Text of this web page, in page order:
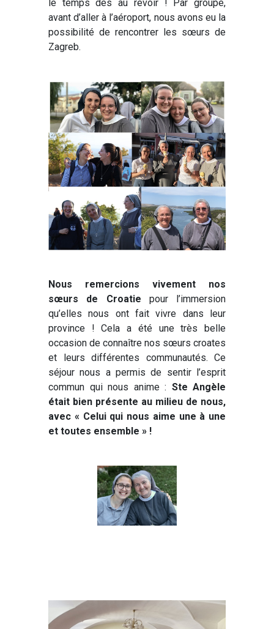
le temps des au revoir ! Par groupe,
avant d’aller à l’aéroport, nous avons eu la
possibilité de rencontrer les sœurs de
Zagreb.
Nous remercions vivement nos
sœurs de Croatie pour l’immersion
qu’elles nous ont fait vivre dans leur
province ! Cela a été une très belle
occasion de connaître nos sœurs croates
et leurs différentes communautés. Ce
séjour nous a permis de sentir l’esprit
commun qui nous anime : Ste Angèle
était bien présente au milieu de nous,
avec « Celui qui nous aime une à une
et toutes ensemble » !